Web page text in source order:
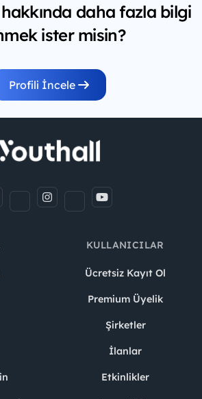
daha fazla bilgi
ister misin?
Profili İncele
KULLANICILAR
Ücretsiz Kayıt Ol
Premium Üyelik
Şirketler
İlanlar
Etkinlikler